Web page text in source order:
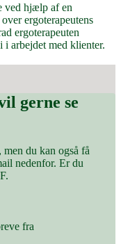
ved hjælp af en
ergoterapeutens
ergoterapeuten
arbejdet med klienter.
gerne se
du kan også få
nedenfor. Er du
fra